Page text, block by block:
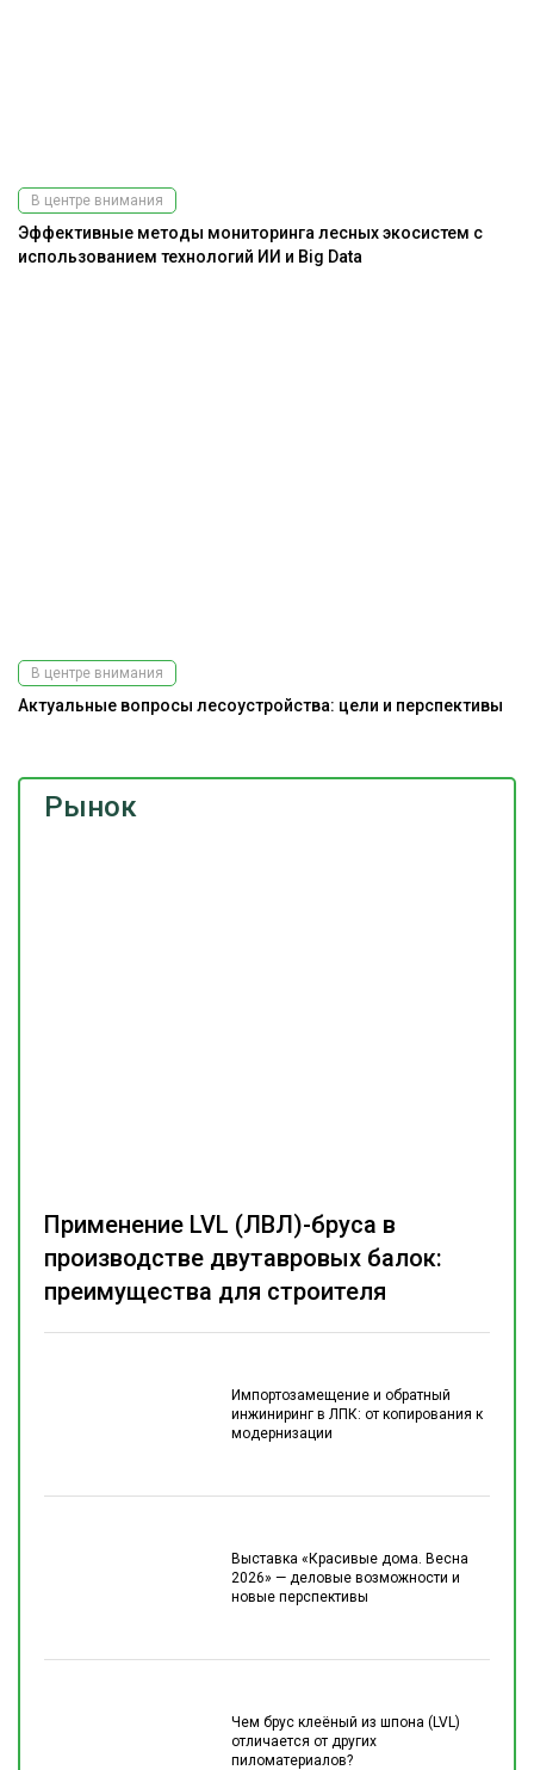
Рынок
Импортозамещение и обратный
инжиниринг в ЛПК: от копирования к
модернизации
Выставка «Красивые дома. Весна
2026» — деловые возможности и
новые перспективы
Чем брус клеёный из шпона (LVL)
отличается от других
пиломатериалов?
Применение LVL (ЛВЛ)-бруса в
производстве двутавровых балок:
преимущества для строителя
В центре внимания
Эффективные методы мониторинга лесных экосистем с
использованием технологий ИИ и Big Data
В центре внимания
Актуальные вопросы лесоустройства: цели и перспективы